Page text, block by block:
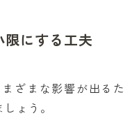
にする工夫
ざまな影響が出るた
ょう。